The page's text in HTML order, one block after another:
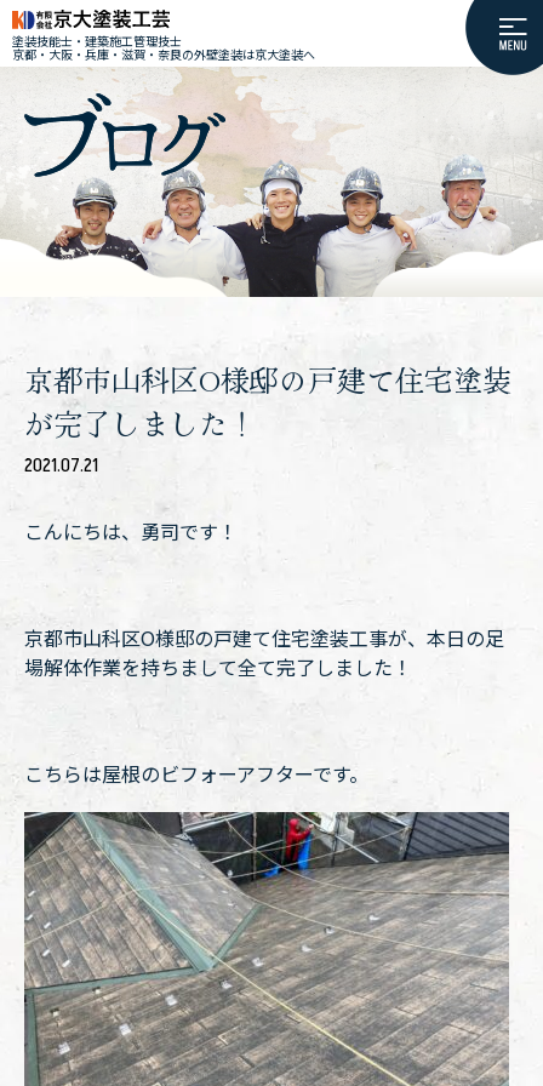
塗装技能士・建築施工管理技士
京都・大阪・兵庫・滋賀・奈良の外壁塗装は京大塗装へ
京都市山科区O様邸の戸建て住宅塗装
が完了しました！
2021.07.21
こんにちは、勇司です！
京都市山科区O様邸の戸建て住宅塗装工事が、本日の足
場解体作業を持ちまして全て完了しました！
こちらは屋根のビフォーアフターです。